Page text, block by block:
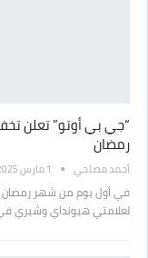
“جي بي أوتو” تعلن
رمضان
أحمد مصلحي 1 مارس 2025
في أول يوم من شهر رمضان
لعلامتي هيونداي وشيري